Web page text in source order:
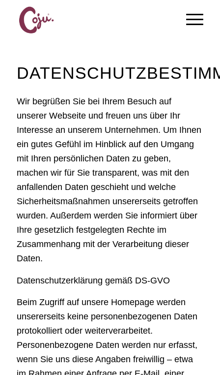
Wir begrüßen Sie bei Ihrem Besuch auf
unserer Webseite und freuen uns über Ihr
Interesse an unserem Unternehmen. Um Ihnen
ein gutes Gefühl im Hinblick auf den Umgang
mit Ihren persönlichen Daten zu geben,
machen wir für Sie transparent, was mit den
anfallenden Daten geschieht und welche
Sicherheitsmaßnahmen unsererseits getroffen
wurden. Außerdem werden Sie informiert über
Ihre gesetzlich festgelegten Rechte im
Zusammenhang mit der Verarbeitung dieser
Daten.
Datenschutzerklärung gemäß DS-GVO
Beim Zugriff auf unsere Homepage werden
unsererseits keine personenbezogenen Daten
protokolliert oder weiterverarbeitet.
Personenbezogene Daten werden nur erfasst,
wenn Sie uns diese Angaben freiwillig – etwa